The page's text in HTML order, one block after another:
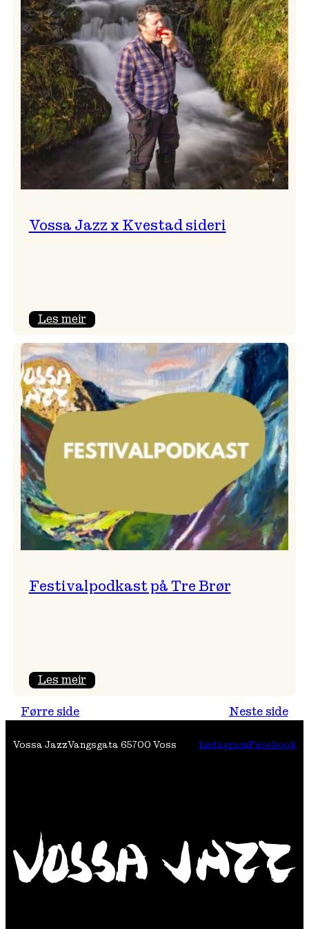
svingar!
Vossa Jazz x Kvestad sideri
Les meir:
Jazz
Kvestad
sideri
Festivalpodkast på Tre Brør
Les meir:
Brør
Førre side Neste side
Vossa JazzVangsgata 65700 Voss InstagramFacebook